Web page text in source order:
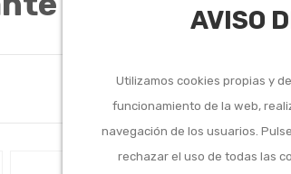
AVISO
Utilizamos cookies propias y
funcionamiento de la web,
navegación de los usuarios.
rechazar el uso de todas las